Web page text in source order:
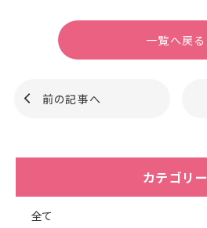
一覧へ戻る
前の記事へ
カテゴリー
全て